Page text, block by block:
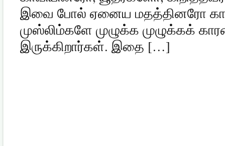
இவை போல் ஏனைய மதத்தினரோ
முஸ்லிம்களே முழுக்க முழுக்கக்
இருக்கிறார்கள். இதை […]